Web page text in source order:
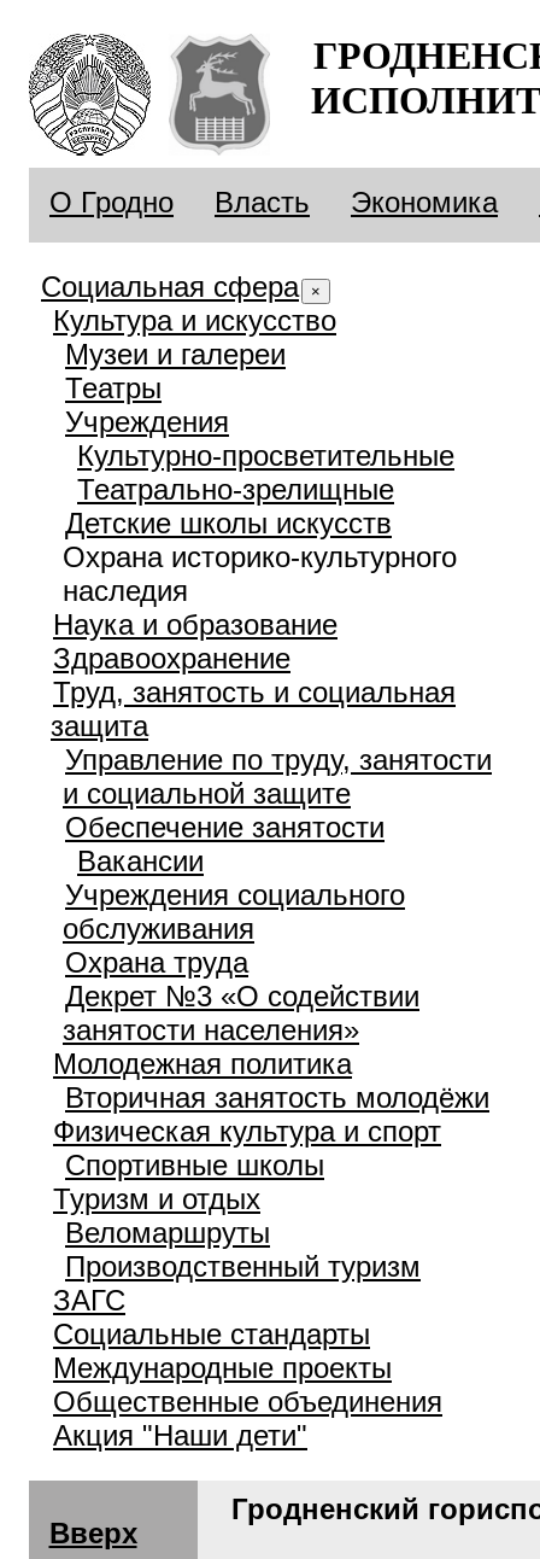
О Гродно Власть Экономика
Социальная сфера ×
Культура и искусство
Музеи и галереи
Театры
Учреждения
Культурно-просветительные
Театрально-зрелищные
Детские школы искусств
Охрана историко-культурного
наследия
Наука и образование
Здравоохранение
Труд, занятость и социальная
защита
Управление по труду, занятости
и социальной защите
Обеспечение занятости
Вакансии
Учреждения социального
обслуживания
Охрана труда
Декрет №3 «О содействии
занятости населения»
Молодежная политика
Вторичная занятость молодёжи
Физическая культура и спорт
Спортивные школы
Туризм и отдых
Веломаршруты
Производственный туризм
ЗАГС
Социальные стандарты
Международные проекты
Общественные объединения
Акция "Наши дети"
Вверх
Гродненский